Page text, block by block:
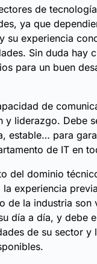
de
ya que
su experiencia
Sin duda hay
para un buen
de
y liderazgo. Debe
estable… para
de IT en
del dominio
experiencia
de la industria son
día a día, y debe
de su sector y